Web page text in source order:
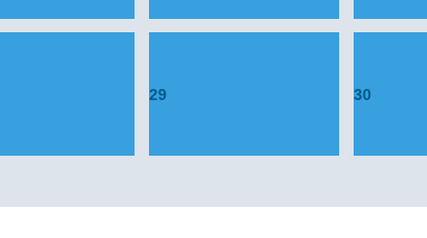
29 30